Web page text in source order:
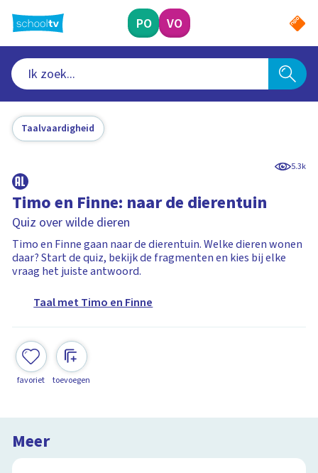
naar
hoofdinhoud
PO VO
Taalvaardigheid
5.3k
Timo en Finne: naar de dierentuin
Quiz over wilde dieren
Timo en Finne gaan naar de dierentuin. Welke dieren wonen
daar? Start de quiz, bekijk de fragmenten en kies bij elke
vraag het juiste antwoord.
Taal met Timo en Finne
favoriet toevoegen
Meer